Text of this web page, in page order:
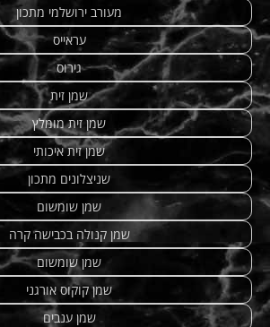
מעורב ירושלמי מתכון
עראייס
גירוס
שמן זית
שמן זית מומלץ
שמן זית איכותי
שניצלונים מתכון
שמן שומשום
שמן קנולה בכבישה קרה
שמן שומשום
שמן קוקוס אורגני
שמן ענבים